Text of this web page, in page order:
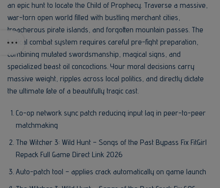
an epic hunt to locate the Child of Prophecy. Traverse a massive,
war-torn open world filled with bustling merchant cities,
treacherous pirate islands, and forgotten mountain passes. The
tactical combat system requires careful pre-fight preparation,
combining mutated swordsmanship, magical signs, and
specialized beast oil concoctions. Your moral decisions carry
massive weight, ripples across local politics, and directly dictate
the ultimate fate of a beautifully tragic cast.
Co-op network sync patch reducing input lag in peer-to-peer
matchmaking
The Witcher 3: Wild Hunt – Songs of the Past Bypass Fix FitGirl
Repack Full Game Direct Link 2026
Auto-patch tool – applies crack automatically on game launch